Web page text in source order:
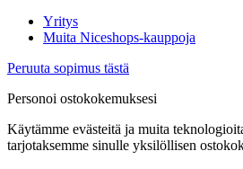
Yritys
Muita Niceshops-kauppoja
Peruuta sopimus tästä
Personoi ostokokemuksesi
Käytämme evästeitä ja muita
tarjotaksemme sinulle yksilöllisen